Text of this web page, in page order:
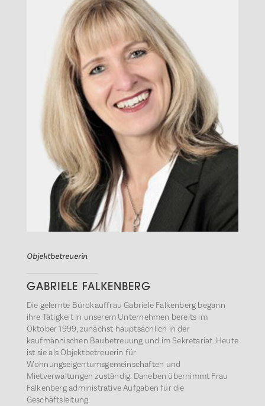
Objektbetreuerin
GABRIELE FALKENBERG
Die gelernte Bürokauffrau Gabriele Falkenberg begann
ihre Tätigkeit in unserem Unternehmen bereits im
Oktober 1999, zunächst hauptsächlich in der
kaufmännischen Baubetreuung und im Sekretariat. Heute
ist sie als Objektbetreuerin für
Wohnungseigentumsgemeinschaften und
Mietverwaltungen zuständig. Daneben übernimmt Frau
Falkenberg administrative Aufgaben für die
Geschäftsleitung.